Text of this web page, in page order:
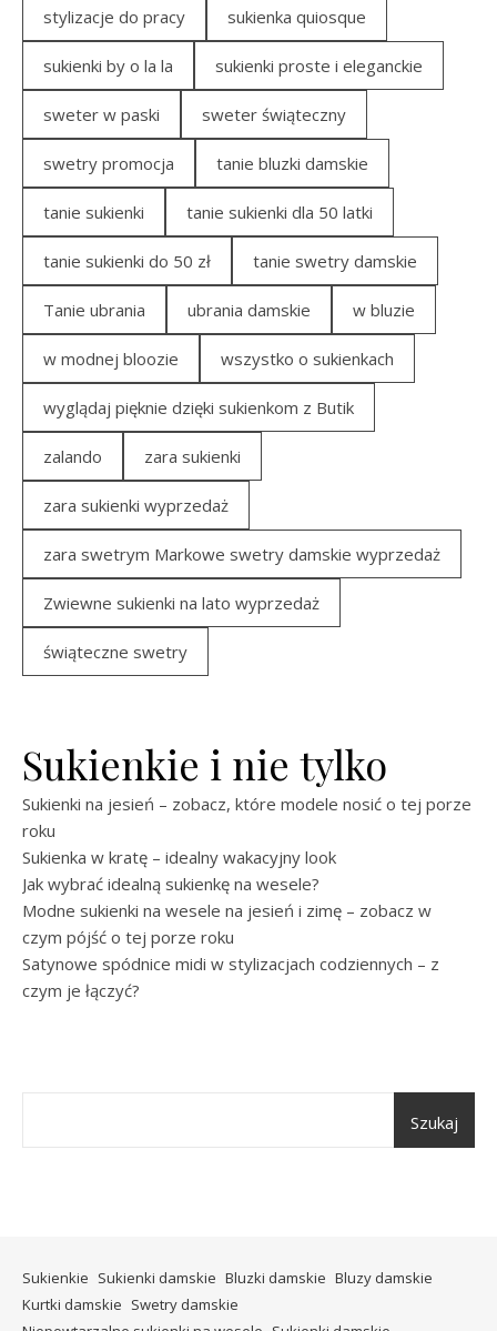
stylizacje do pracy sukienka quiosque
sukienki by o la la sukienki proste i eleganckie
sweter w paski sweter świąteczny
swetry promocja tanie bluzki damskie
tanie sukienki tanie sukienki dla 50 latki
tanie sukienki do 50 zł tanie swetry damskie
Tanie ubrania ubrania damskie w bluzie
w modnej bloozie wszystko o sukienkach
wyglądaj pięknie dzięki sukienkom z Butik
zalando zara sukienki
zara sukienki wyprzedaż
zara swetrym Markowe swetry damskie wyprzedaż
Zwiewne sukienki na lato wyprzedaż
świąteczne swetry
Sukienkie i nie tylko
Sukienki na jesień – zobacz, które modele nosić o tej porze
roku
Sukienka w kratę – idealny wakacyjny look
Jak wybrać idealną sukienkę na wesele?
Modne sukienki na wesele na jesień i zimę – zobacz w
czym pójść o tej porze roku
Satynowe spódnice midi w stylizacjach codziennych – z
czym je łączyć?
Szukaj
Sukienkie Sukienki damskie Bluzki damskie Bluzy damskie
Kurtki damskie Swetry damskie